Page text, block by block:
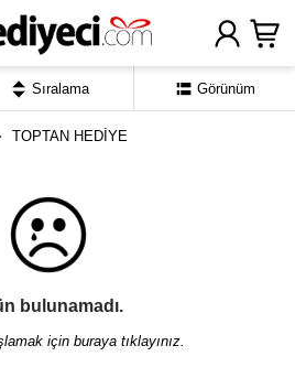
TOPTAN HEDİYE
bulunamadı.
için buraya tıklayınız.
Sıralama Görünüm